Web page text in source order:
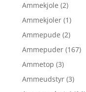
Ammekjole (2)
Ammekjoler (1)
Ammepude (2)
Ammepuder (167)
Ammetop (3)
Ammeudstyr (3)